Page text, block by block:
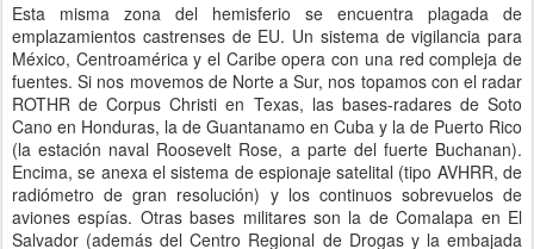
Esta misma zona del hemisferio se encuentra plagada de
emplazamientos castrenses de EU. Un sistema de vigilancia para
México, Centroamérica y el Caribe opera con una red compleja de
fuentes. Si nos movemos de Norte a Sur, nos topamos con el radar
ROTHR de Corpus Christi en Texas, las bases-radares de Soto
Cano en Honduras, la de Guantanamo en Cuba y la de Puerto Rico
(la estación naval Roosevelt Rose, a parte del fuerte Buchanan).
Encima, se anexa el sistema de espionaje satelital (tipo AVHRR, de
radiómetro de gran resolución) y los continuos sobrevuelos de
aviones espías. Otras bases militares son la de Comalapa en El
Salvador (además del Centro Regional de Drogas y la embajada